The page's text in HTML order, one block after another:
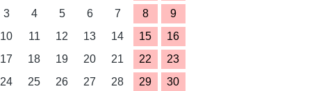
3
4 5 6 7 8
9
10
11 12 13 14 15
16
17
18 19 20 21 22
23
24
25 26 27 28 29
30